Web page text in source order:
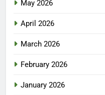
May 2026
April 2026
March 2026
February 2026
January 2026